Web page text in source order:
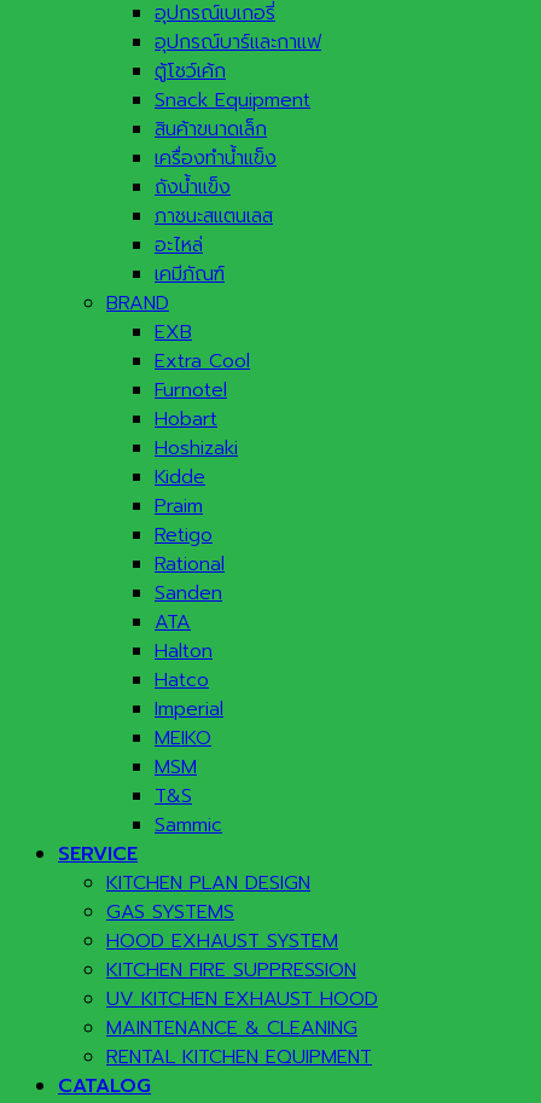
อุปกรณ์เบเกอรี่
อุปกรณ์บาร์และกาแฟ
ตู้โชว์เค้ก
Snack Equipment
สินค้าขนาดเล็ก
เครื่องทำน้ำแข็ง
ถังน้ำแข็ง
ภาชนะสแตนเลส
อะไหล่
เคมีภัณฑ์
BRAND
EXB
Extra Cool
Furnotel
Hobart
Hoshizaki
Kidde
Praim
Retigo
Rational
Sanden
ATA
Halton
Hatco
Imperial
MEIKO
MSM
T&S
Sammic
SERVICE
KITCHEN PLAN DESIGN
GAS SYSTEMS
HOOD EXHAUST SYSTEM
KITCHEN FIRE SUPPRESSION
UV KITCHEN EXHAUST HOOD
MAINTENANCE & CLEANING
RENTAL KITCHEN EQUIPMENT
CATALOG